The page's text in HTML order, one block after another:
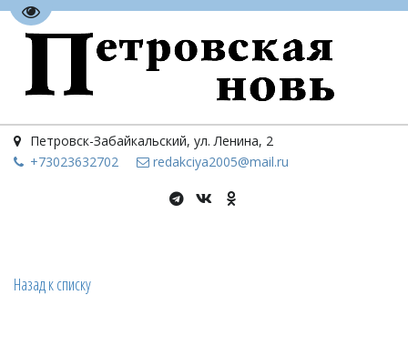
Перейти на версию для слабовидящих
Петровск-Забайкальский, ул. Ленина, 2
+73023632702 redakciya2005@mail.ru
Назад к списку